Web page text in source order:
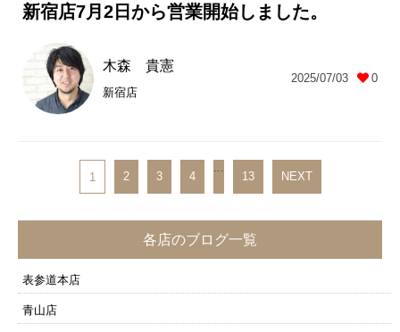
新宿店7月2日から営業開始しました。
木森 貴憲
新宿店
2025/07/03 0
1 2 3 4 13 NEXT
各店のブログ一覧
表参道本店
青山店